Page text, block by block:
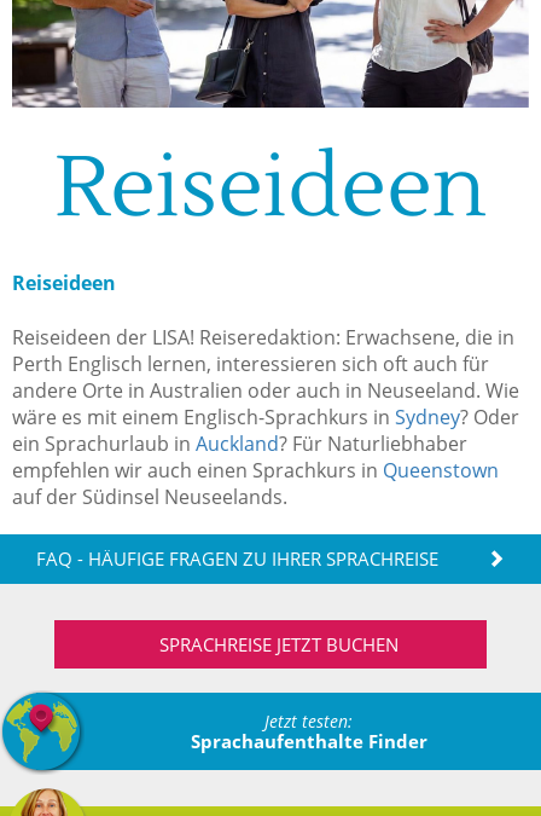
Reiseideen
Reiseideen
Reiseideen der LISA! Reiseredaktion: Erwachsene, die in
Perth Englisch lernen, interessieren sich oft auch für
andere Orte in Australien oder auch in Neuseeland. Wie
wäre es mit einem Englisch-Sprachkurs in Sydney? Oder
ein Sprachurlaub in Auckland? Für Naturliebhaber
empfehlen wir auch einen Sprachkurs in Queenstown
auf der Südinsel Neuseelands.
FAQ - HÄUFIGE FRAGEN ZU IHRER SPRACHREISE
SPRACHREISE JETZT BUCHEN
Jetzt testen:
Sprachaufenthalte Finder